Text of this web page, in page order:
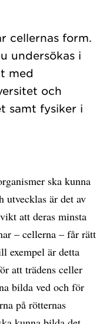
cellernas form.
undersökas i
med
och
samt fysiker i
ska kunna
utvecklas är det av
att deras minsta
– cellerna – får rätt
exempel är detta
att trädens celler
bilda ved och för
på rötternas